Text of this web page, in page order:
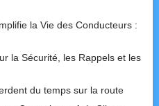
la Vie des Conducteurs :
la Sécurité, les Rappels et les
du temps sur la route